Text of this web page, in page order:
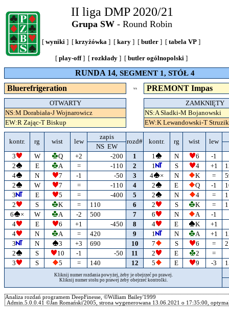
II liga DMP 2020/21
Grupa SW - Round Robin
[ wyniki ] [ krzyżówka ] [ kary ] [ butler ] [ tabela VP ]
[play-off] [rozkłady ] [butler ogólnopolski ]
RUNDA 14, SEGMENT 1, STÓŁ 4
Bluerefrigeration VS PREMONT Impas
OTWARTY
ZAMKNIĘTY
NS:M Dorabiała-J Wojnarowicz
NS:A Sładki-M Bojanowski
EW:R Zając-T Biskup
EW:K Lewandowski-T Struzik
kontr. rg wist lew
zapis
rozd# kontr. rg wist lew
NS EW
3
W Q +2 -200 1 1 N 6
-1
2
E A = -110 2 1 S 4 +1
4
N 7 -1 -50 3 4 × N K =
2
W 7 = -110 4 2 E Q -1
3
E 5 = -400 5 2 N 4 =
2
S K = 110 6 2 S K =
6
× W A -2 500 7 6 N A
-1
4
E 6 +1 -450 8 4 E K
+1
4
N A = 420 9 1 N A +1
3
N 3 +3 690 10 7 S 6 =
2
S 10 -1 -50 11 2 E 2
=
3
S 5 = 140 12 5 E 9 -3
Kliknij numer rozdania powyżej, żeby je obejrzeć po prawej.
Kliknij numer stołu po prawej żeby obejrzeć kontrolki.
Analiza rozdań programem DeepFinesse, ©William Bailey'1999
Admin.5.0.0.41 ©Jan Romański'2005, strona wygenerowana 13.06.2021 o 17:35:00,